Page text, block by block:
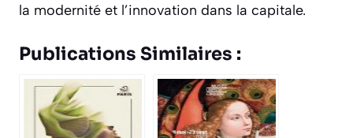
la modernité et l’innovation dans la capitale.
Publications Similaires :